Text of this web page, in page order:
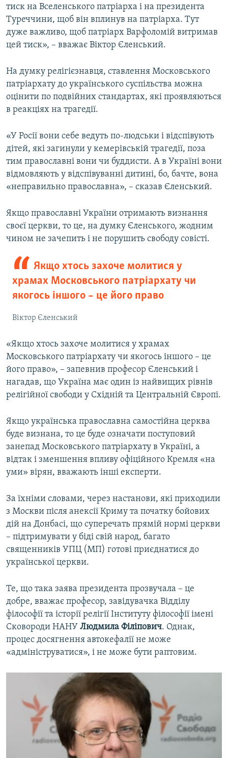
тиск на Вселенського патріарха і на президента
Туреччини, щоб він вплинув на патріарха. Тут
дуже важливо, щоб патріарх Варфоломій витримав
цей тиск», – вважає Віктор Єленський.
На думку релігієзнавця, ставлення Московського
патріархату до українського суспільства можна
оцінити по подвійних стандартах, які проявляються
в реакціях на трагедії.
«У Росії вони себе ведуть по-людськи і відспівують
дітей, які загинули у кемерівській трагедії, поза
тим православні вони чи буддисти. А в Україні вони
відмовляють у відспівуванні дитині, бо, бачте, вона
«неправильно православна», – сказав Єленський.
Якщо православні України отримають визнання
своєї церкви, то це, на думку Єленського, жодним
чином не зачепить і не порушить свободу совісті.
Якщо хтось захоче молитися у
храмах Московського патріархату чи
якогось іншого – це його право
Віктор Єленський
«Якщо хтось захоче молитися у храмах
Московського патріархату чи якогось іншого – це
його право», – запевнив професор Єленський і
нагадав, що Україна має один із найвищих рівнів
релігійної свободи у Східній та Центральній Європі.
Якщо українська православна самостійна церква
буде визнана, то це буде означати поступовий
занепад Московського патріархату в Україні, а
відтак і зменшення впливу офіційного Кремля «на
уми» вірян, вважають інші експерти.
За їхніми словами, через настанови, які приходили
з Москви після анексії Криму та початку бойових
дій на Донбасі, що суперечать прямій нормі церкви
– підтримувати у біді свій народ, багато
священників УПЦ (МП) готові приєднатися до
української церкви.
Те, що така заява президента прозвучала – це
добре, вважає професор, завідувачка Відділу
філософії та історії релігії Інституту філософії імені
Сковороди НАНУ Людмила Філіпович. Однак,
процес досягнення автокефалії не може
«адмініструватися», і не може бути раптовим.